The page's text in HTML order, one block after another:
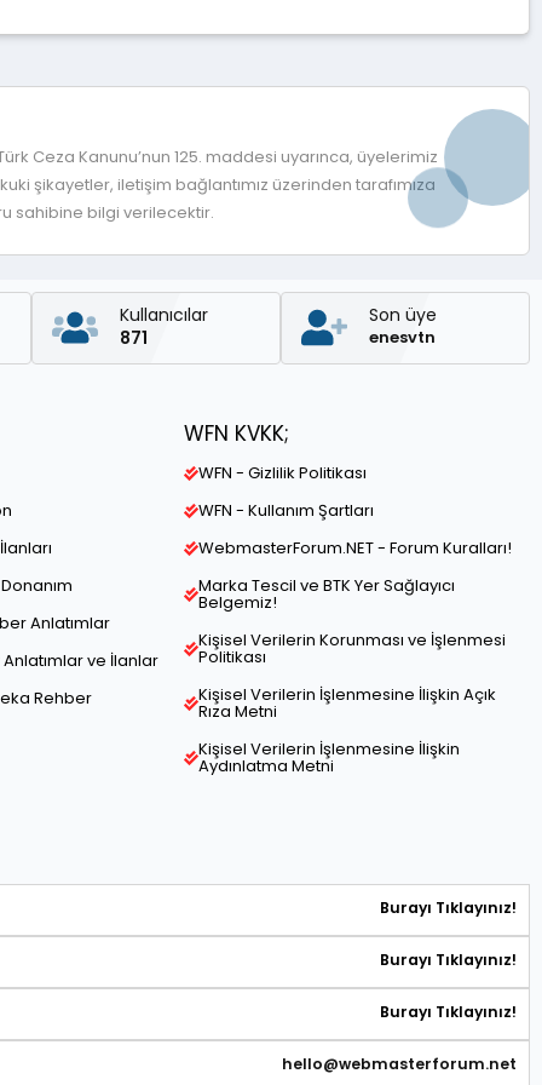
Ceza Kanunu’nun 125. maddesi uyarınca, üyelerimiz
şikayetler, iletişim bağlantımız üzerinden tarafımıza
sahibine bilgi verilecektir.
Kullanıcılar
871
Son üye
enesvtn
Anlatımlar
ve İlanlar
Rehber
WFN KVKK;
WFN - Gizlilik Politikası
WFN - Kullanım Şartları
WebmasterForum.NET - Forum Kuralları!
Marka Tescil ve BTK Yer Sağlayıcı
Belgemiz!
Kişisel Verilerin Korunması ve İşlenmesi
Politikası
Kişisel Verilerin İşlenmesine İlişkin Açık
Rıza Metni
Kişisel Verilerin İşlenmesine İlişkin
Aydınlatma Metni
Burayı Tıklayınız!
Burayı Tıklayınız!
Burayı Tıklayınız!
hello@webmasterforum.net